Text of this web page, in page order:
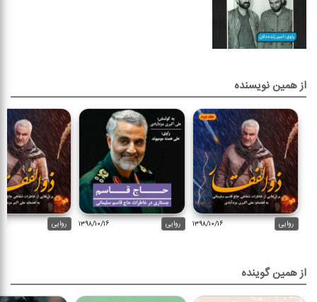
از همین نویسنده
روایی ۱۳۹۸/۱۰/۱۶ روایی ۱۳۹۸/۱۰/۱۶ روایی
از همین گوینده